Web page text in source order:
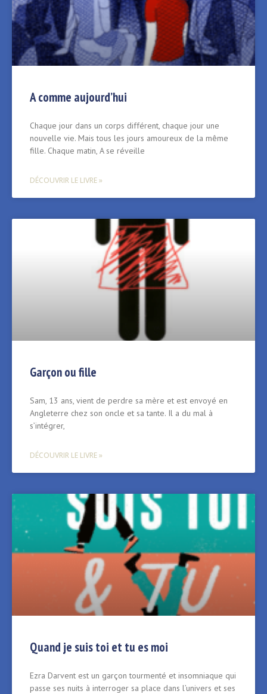
A comme aujourd’hui
Chaque jour dans un corps différent, chaque jour une
nouvelle vie. Mais tous les jours amoureux de la même
fille. Chaque matin, A se réveille
DÉCOUVRIR LE LIVRE »
Garçon ou fille
Sam, 13 ans, vient de perdre sa mère et est envoyé en
Angleterre chez son oncle et sa tante. Il a du mal à
s’intégrer,
DÉCOUVRIR LE LIVRE »
Quand je suis toi et tu es moi
Ezra Darvent est un garçon tourmenté et insomniaque qui
passe ses nuits à interroger sa place dans l’univers et ses